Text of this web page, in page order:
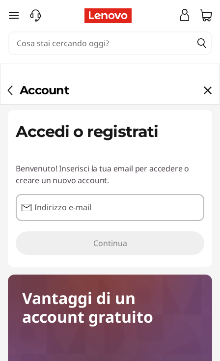
passa a contenuto principale
Account
Accedi o registrati
Benvenuto! Inserisci la tua email per accedere o
creare un nuovo account.
Indirizzo e-mail
Continua
Vantaggi di un
account gratuito